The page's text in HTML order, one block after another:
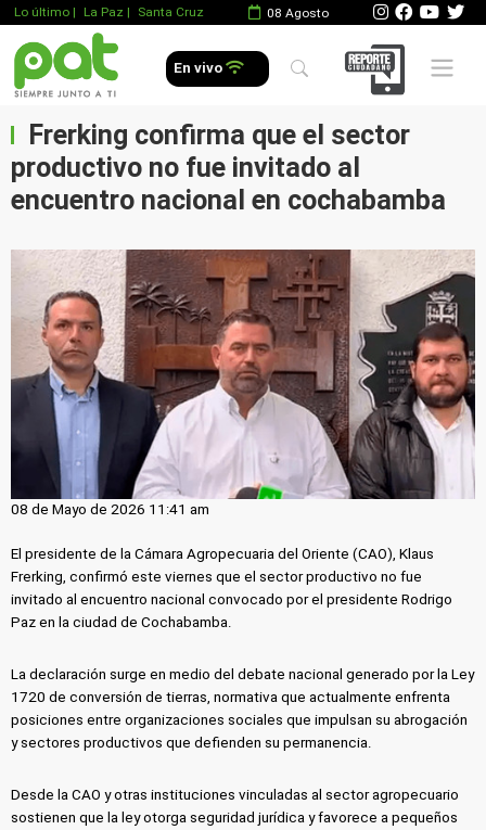
Lo último | La Paz | Santa Cruz 08 Agosto
En vivo Mobile
Frerking confirma que el sector
productivo no fue invitado al
encuentro nacional en cochabamba
08 de Mayo de 2026 11:41 am
El presidente de la Cámara Agropecuaria del Oriente (CAO), Klaus
Frerking, confirmó este viernes que el sector productivo no fue
invitado al encuentro nacional convocado por el presidente Rodrigo
Paz en la ciudad de Cochabamba.
La declaración surge en medio del debate nacional generado por la Ley
1720 de conversión de tierras, normativa que actualmente enfrenta
posiciones entre organizaciones sociales que impulsan su abrogación
y sectores productivos que defienden su permanencia.
Desde la CAO y otras instituciones vinculadas al sector agropecuario
sostienen que la ley otorga seguridad jurídica y favorece a pequeños